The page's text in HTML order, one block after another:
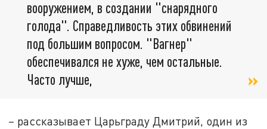
вооружением, в создании "снарядного
голода". Справедливость этих обвинений
под большим вопросом. "Вагнер"
обеспечивался не хуже, чем остальные.
Часто лучше,
– рассказывает Царьграду Дмитрий, один из